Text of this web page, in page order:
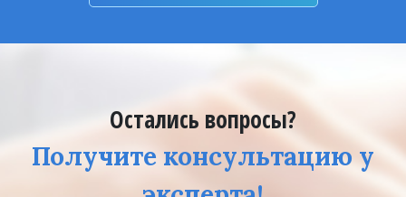
Остались вопросы?
Получите консультацию у